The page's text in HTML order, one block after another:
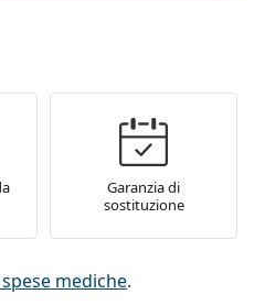
Garanzia di
sostituzione
mediche.